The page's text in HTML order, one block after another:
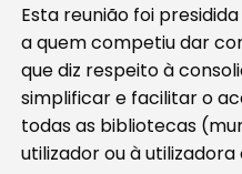
Procurar
Esta reunião foi
a quem competiu dar
que diz respeito à
simplificar e facilitar o
todas as bibliotecas
utilizador ou à